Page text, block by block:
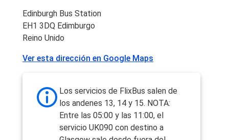
Edinburgh Bus Station
EH1 3DQ Edimburgo
Reino Unido
Ver esta dirección en Google Maps
Los servicios de FlixBus salen de
los andenes 13, 14 y 15. NOTA:
Entre las 05:00 y las 11:00, el
servicio UK090 con destino a